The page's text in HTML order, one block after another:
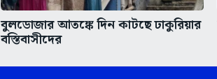
বুলডোজার আতঙ্কে দিন কাটছে ঢাকুরিয়ার
বস্তিবাসীদের